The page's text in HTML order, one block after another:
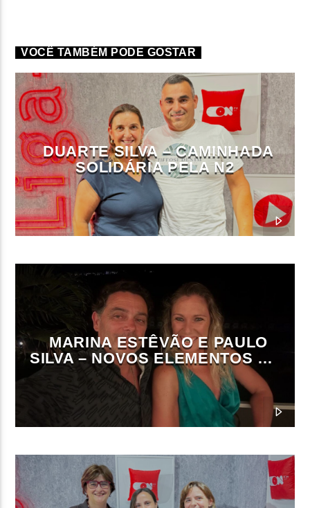
VOCÊ TAMBÉM PODE GOSTAR
DUARTE SILVA – CAMINHADA
SOLIDÁRIA PELA N2
MARINA ESTÊVÃO E PAULO
SILVA – NOVOS ELEMENTOS DA
DIREÇÃO DA ON FM